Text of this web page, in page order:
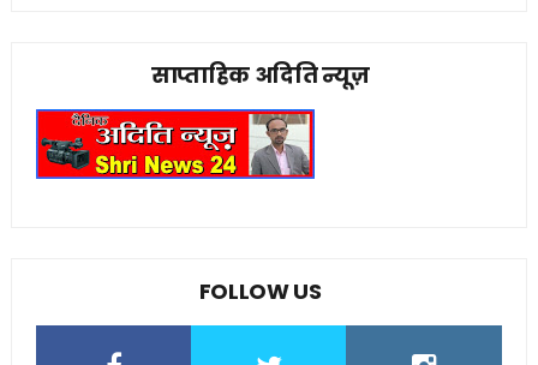
साप्ताहिक अदिति न्यूज़
FOLLOW US